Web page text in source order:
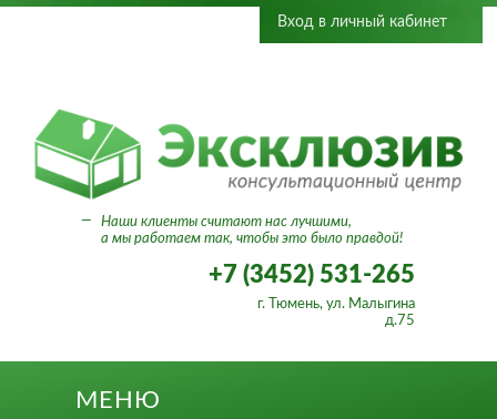
Вход в личный кабинет
—
Наши клиенты считают нас лучшими,
а мы работаем так, чтобы это было правдой!
+7 (3452) 531-265
г. Тюмень, ул. Малыгина
д.75
МЕНЮ